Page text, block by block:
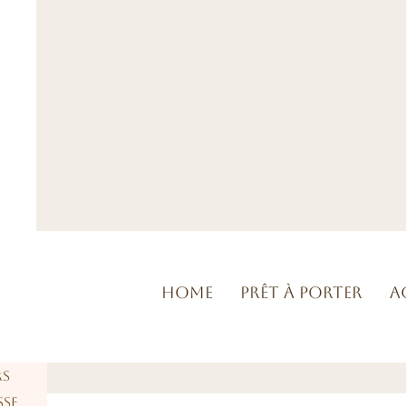
Home Prêt à porter